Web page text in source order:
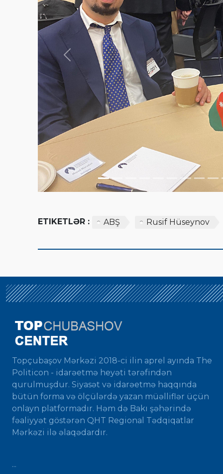
Previous
ETIKETLƏR : ABŞ Rusif Hüseynov
Topçubaşov Mərkəzi 2018-ci ilin aprel ayında The
Politicon - idarəetmə heyəti tərəfindən
qurulmuşdur. Siyasət və idarəetmə haqqında
bütün forma və ölçülərdə yazan müəlliflər üçün
onlayn platformadır. Həm də Bakı şəhərində
fəaliyyət göstərən QHT Regional Tədqiqatlar
Mərkəzi ilə əlaqədardır.
...